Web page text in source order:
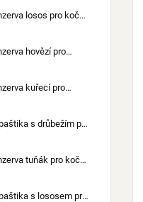
losos pro kočky
hovězí pro
kuřecí pro
s drůbežím pro
tuňák pro kočky
s lososem pro